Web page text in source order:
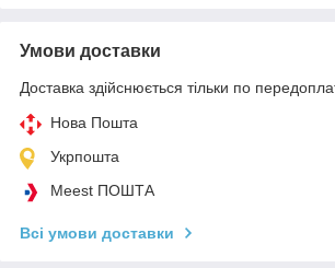
Умови доставки
Доставка здійснюється тільки по
Нова Пошта
Укрпошта
Meest ПОШТА
Всі умови доставки